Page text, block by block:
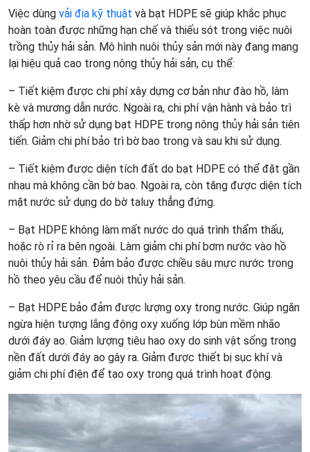
Việc dùng vải địa kỹ thuật và bạt HDPE sẽ giúp khắc phục
hoàn toàn được những hạn chế và thiếu sót trong việc nuôi
trồng thủy hải sản. Mô hình nuôi thủy sản mới này đang mang
lại hiệu quả cao trong nông thủy hải sản, cụ thể:
– Tiết kiệm được chi phí xây dựng cơ bản như đào hồ, làm
kè và mương dẫn nước. Ngoài ra, chi phí vận hành và bảo trì
thấp hơn nhờ sử dụng bạt HDPE trong nông thủy hải sản tiên
tiến. Giảm chi phí bảo trì bờ bao trong và sau khi sử dụng.
– Tiết kiệm được diện tích đất do bạt HDPE có thể đặt gần
nhau mà không cần bờ bao. Ngoài ra, còn tăng được diện tích
mặt nước sử dụng do bờ taluy thẳng đứng.
– Bạt HDPE không làm mất nước do quá trình thẩm thấu,
hoặc rò rỉ ra bên ngoài. Làm giảm chi phí bơm nước vào hồ
nuôi thủy hải sản. Đảm bảo được chiều sâu mực nước trong
hồ theo yêu cầu để nuôi thủy hải sản.
– Bạt HDPE bảo đảm được lượng oxy trong nước. Giúp ngăn
ngừa hiện tượng lắng động oxy xuống lớp bùn mềm nhão
dưới đáy ao. Giảm lượng tiêu hao oxy do sinh vật sống trong
nền đất dưới đáy ao gây ra. Giảm được thiết bị sục khí và
giảm chi phí điện để tạo oxy trong quá trình hoạt động.